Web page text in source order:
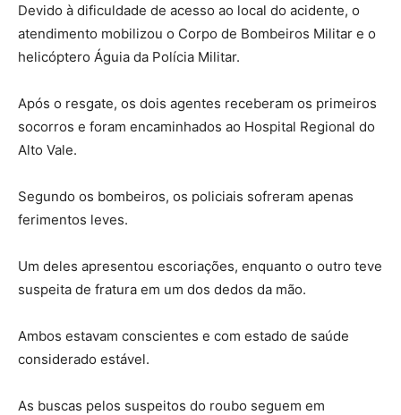
Devido à dificuldade de acesso ao local do acidente, o
atendimento mobilizou o Corpo de Bombeiros Militar e o
helicóptero Águia da Polícia Militar.
Após o resgate, os dois agentes receberam os primeiros
socorros e foram encaminhados ao Hospital Regional do
Alto Vale.
Segundo os bombeiros, os policiais sofreram apenas
ferimentos leves.
Um deles apresentou escoriações, enquanto o outro teve
suspeita de fratura em um dos dedos da mão.
Ambos estavam conscientes e com estado de saúde
considerado estável.
As buscas pelos suspeitos do roubo seguem em